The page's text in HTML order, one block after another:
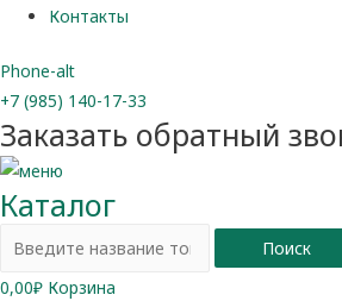
Контакты
Phone-alt
+7 (985) 140-17-33
Заказать обратный
Каталог
Поиск
0,00₽ Корзина